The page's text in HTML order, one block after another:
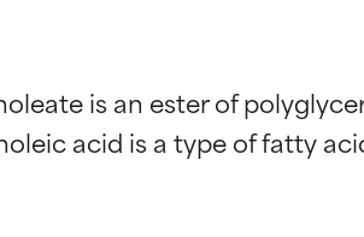
is an ester of
acid is a type of fatty